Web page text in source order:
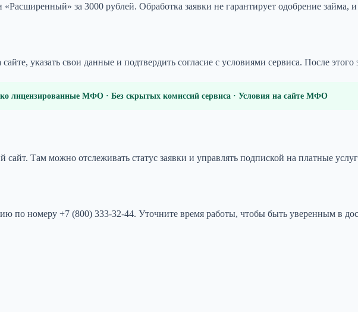
за 3000 рублей. Обработка заявки не гарантирует одобрение займа,
указать свои данные и подтвердить согласие с условиями сервиса. После
лицензированные МФО · Без скрытых комиссий сервиса · Условия на сайте МФО
Там можно отслеживать статус заявки и управлять подпиской на платные
по номеру +7 (800) 333-32-44. Уточните время работы, чтобы быть уверенным в